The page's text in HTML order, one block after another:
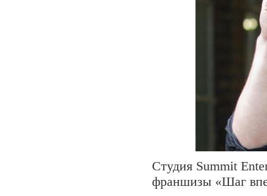
Студия Summit
франшизы «Шаг